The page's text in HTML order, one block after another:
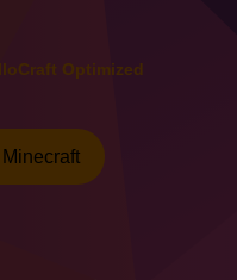
Optimized